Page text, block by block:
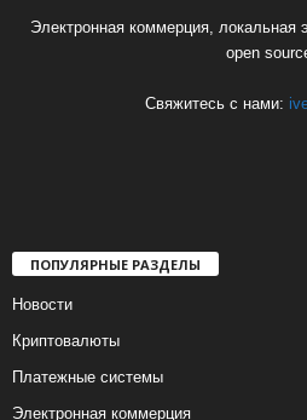
Электронная коммерция, локальная
open
Свяжитесь с нами:
ПОПУЛЯРНЫЕ РАЗДЕЛЫ
Новости
Криптовалюты
Платежные системы
Электронная коммерция